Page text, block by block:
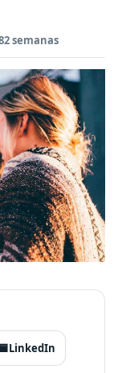
semanas
🟦LinkedIn